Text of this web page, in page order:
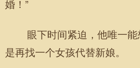
婚！”
眼下时间紧迫，他唯一
是再找一个女孩代替新娘。